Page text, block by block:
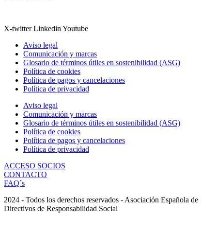
X-twitter Linkedin Youtube
Aviso legal
Comunicación y marcas
Glosario de términos útiles en sostenibilidad (ASG)
Política de cookies
Política de pagos y cancelaciones
Política de privacidad
Aviso legal
Comunicación y marcas
Glosario de términos útiles en sostenibilidad (ASG)
Política de cookies
Política de pagos y cancelaciones
Política de privacidad
ACCESO SOCIOS
CONTACTO
FAQ´s
2024 - Todos los derechos reservados - Asociación Española de
Directivos de Responsabilidad Social